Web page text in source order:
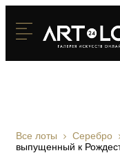
Все лоты Серебро
выпущенный к